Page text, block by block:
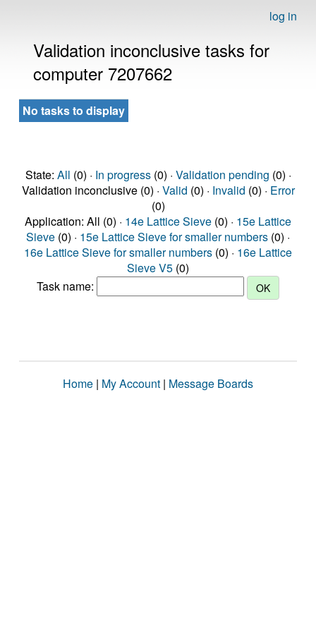
log in
Validation inconclusive tasks for
computer 7207662
No tasks to display
State: All (0) · In progress(0) · Validation pending (0) ·
Validation inconclusive (0) · Valid (0) · Invalid (0) · Error
(0)
Application: All (0) · 14e Lattice Sieve (0) · 15e Lattice
Sieve (0) · 15e Lattice Sieve for smaller numbers (0) ·
16e Lattice Sieve for smaller numbers (0) · 16e Lattice
Sieve V5 (0)
Task name:
Home | My Account | Message Boards